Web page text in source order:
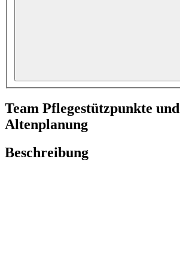
Team Pflegestützpunkte und
Altenplanung
Beschreibung